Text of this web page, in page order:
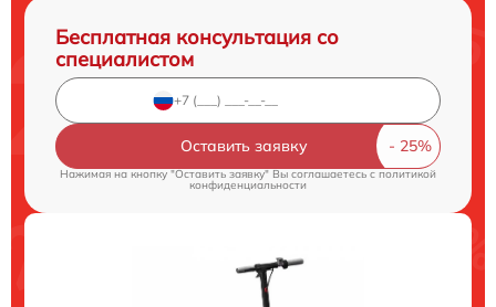
Бесплатная консультация со
специалистом
Оставить заявку
Нажимая на кнопку "Оставить заявку" Вы соглашаетесь cполитикой
конфиденциальности